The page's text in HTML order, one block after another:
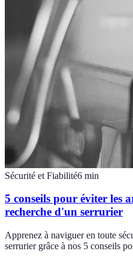
Sécurité et Fiabilité6 min
5 conseils pour éviter les
recherche d'un serrurier
Apprenez à naviguer en toute
serrurier grâce à nos 5 conseils